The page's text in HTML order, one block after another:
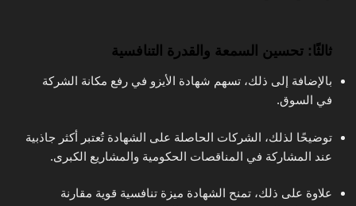
ثالثًا: تحسين السمعة والقدرة التنافسية
بالإضافة إلى ذلك، تسهم شهادة الأيزو في رفع مكانة الشركة
في السوق.
توضيحًا لذلك، الشركات الحاصلة على الشهادة تُعتبر أكثر جاذبية
عند المشاركة في المناقصات الحكومية والمشاريع الكبرى.
علاوة على ذلك، تمنح الشهادة ميزة تنافسية قوية مقارنة